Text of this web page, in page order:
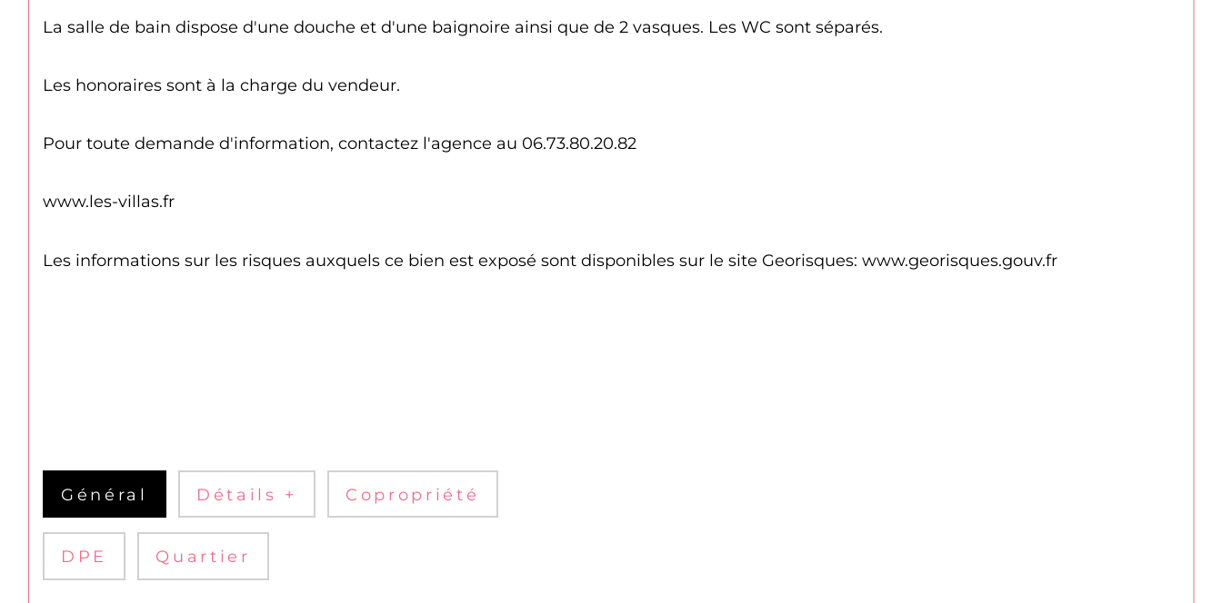
La salle de bain dispose d'une douche et d'une baignoire ainsi que de 2 vasques. Les WC sont séparés.
Les honoraires sont à la charge du vendeur.
Pour toute demande d'information, contactez l'agence au 06.73.80.20.82
www.les-villas.fr
Les informations sur les risques auxquels ce bien est exposé sont disponibles sur le site Georisques: www.georisques.gouv.fr
Général Détails + Copropriété
DPE Quartier